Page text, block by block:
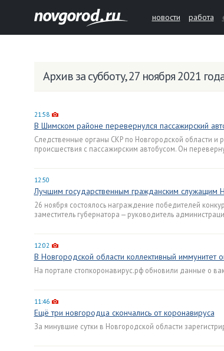
новости работа
Архив за субботу, 27 ноября 2021
21:58
В Шимском районе перевернулся пассажирский
Следственные органы СКР по Новгородской области и
происшествия с пассажирским автобусом. Он
12:50
Лучшим государственным гражданским служащим
26 ноября состоялось награждение победителей
заместитель губернатора — руководитель
12:02
В Новгородской области коллективный иммунитет
На портале стопкоронавирус.рф обновили данные о
11:46
Ещё три новгородца скончались от коронавируса
За минувшие сутки в Новгородской области